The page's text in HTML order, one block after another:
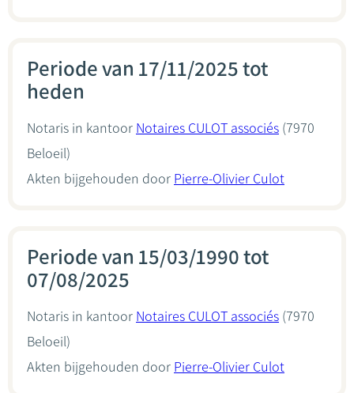
Periode van 17/11/2025 tot
heden
Notaris in kantoor Notaires CULOT associés (7970
Beloeil)
Akten bijgehouden door Pierre-Olivier Culot
Periode van 15/03/1990 tot
07/08/2025
Notaris in kantoor Notaires CULOT associés (7970
Beloeil)
Akten bijgehouden door Pierre-Olivier Culot